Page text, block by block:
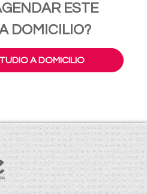
ESTE
DOMICILIO?
A DOMICILIO